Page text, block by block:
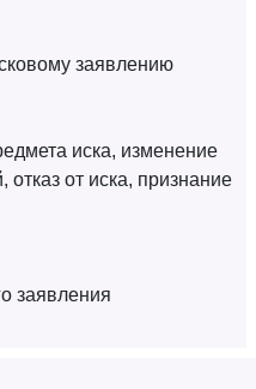
заявлению
иска, изменение
от иска, признание
заявления